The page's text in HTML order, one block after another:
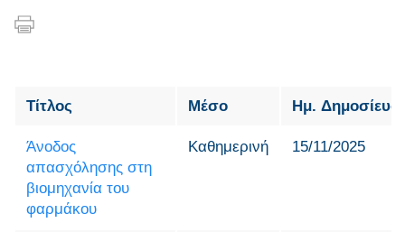
Τίτλος Μέσο Ημ.
Άνοδος
απασχόλησης στη
βιομηχανία του
φαρμάκου
Καθημερινή 15/11/2025